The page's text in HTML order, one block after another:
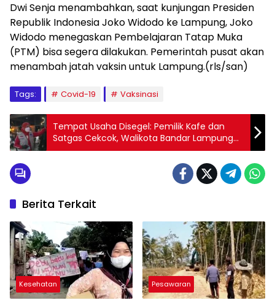
Dwi Senja menambahkan, saat kunjungan Presiden
Republik Indonesia Joko Widodo ke Lampung, Joko
Widodo menegaskan Pembelajaran Tatap Muka
(PTM) bisa segera dilakukan. Pemerintah pusat akan
menambah jatah vaksin untuk Lampung.(rls/san)
Tags: Covid-19 Vaksinasi
Tempat Usaha Disegel: Pemilik Kafe dan
Satgas Cekcok, Walikota Bandar Lampung
Turun Tangan
Berita Terkait
Kesehatan Pesawaran